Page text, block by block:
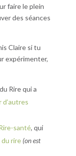
faire le plein
des séances
Claire si tu
expérimenter,
Rire qui a
santé, qui
du rire (on est